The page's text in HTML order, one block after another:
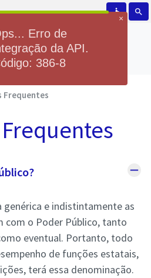
accessible search
Frequentes
remove
genérica e indistintamente as
com o Poder Público, tanto
eventual. Portanto, todo
de funções estatais,
terá essa denominação.